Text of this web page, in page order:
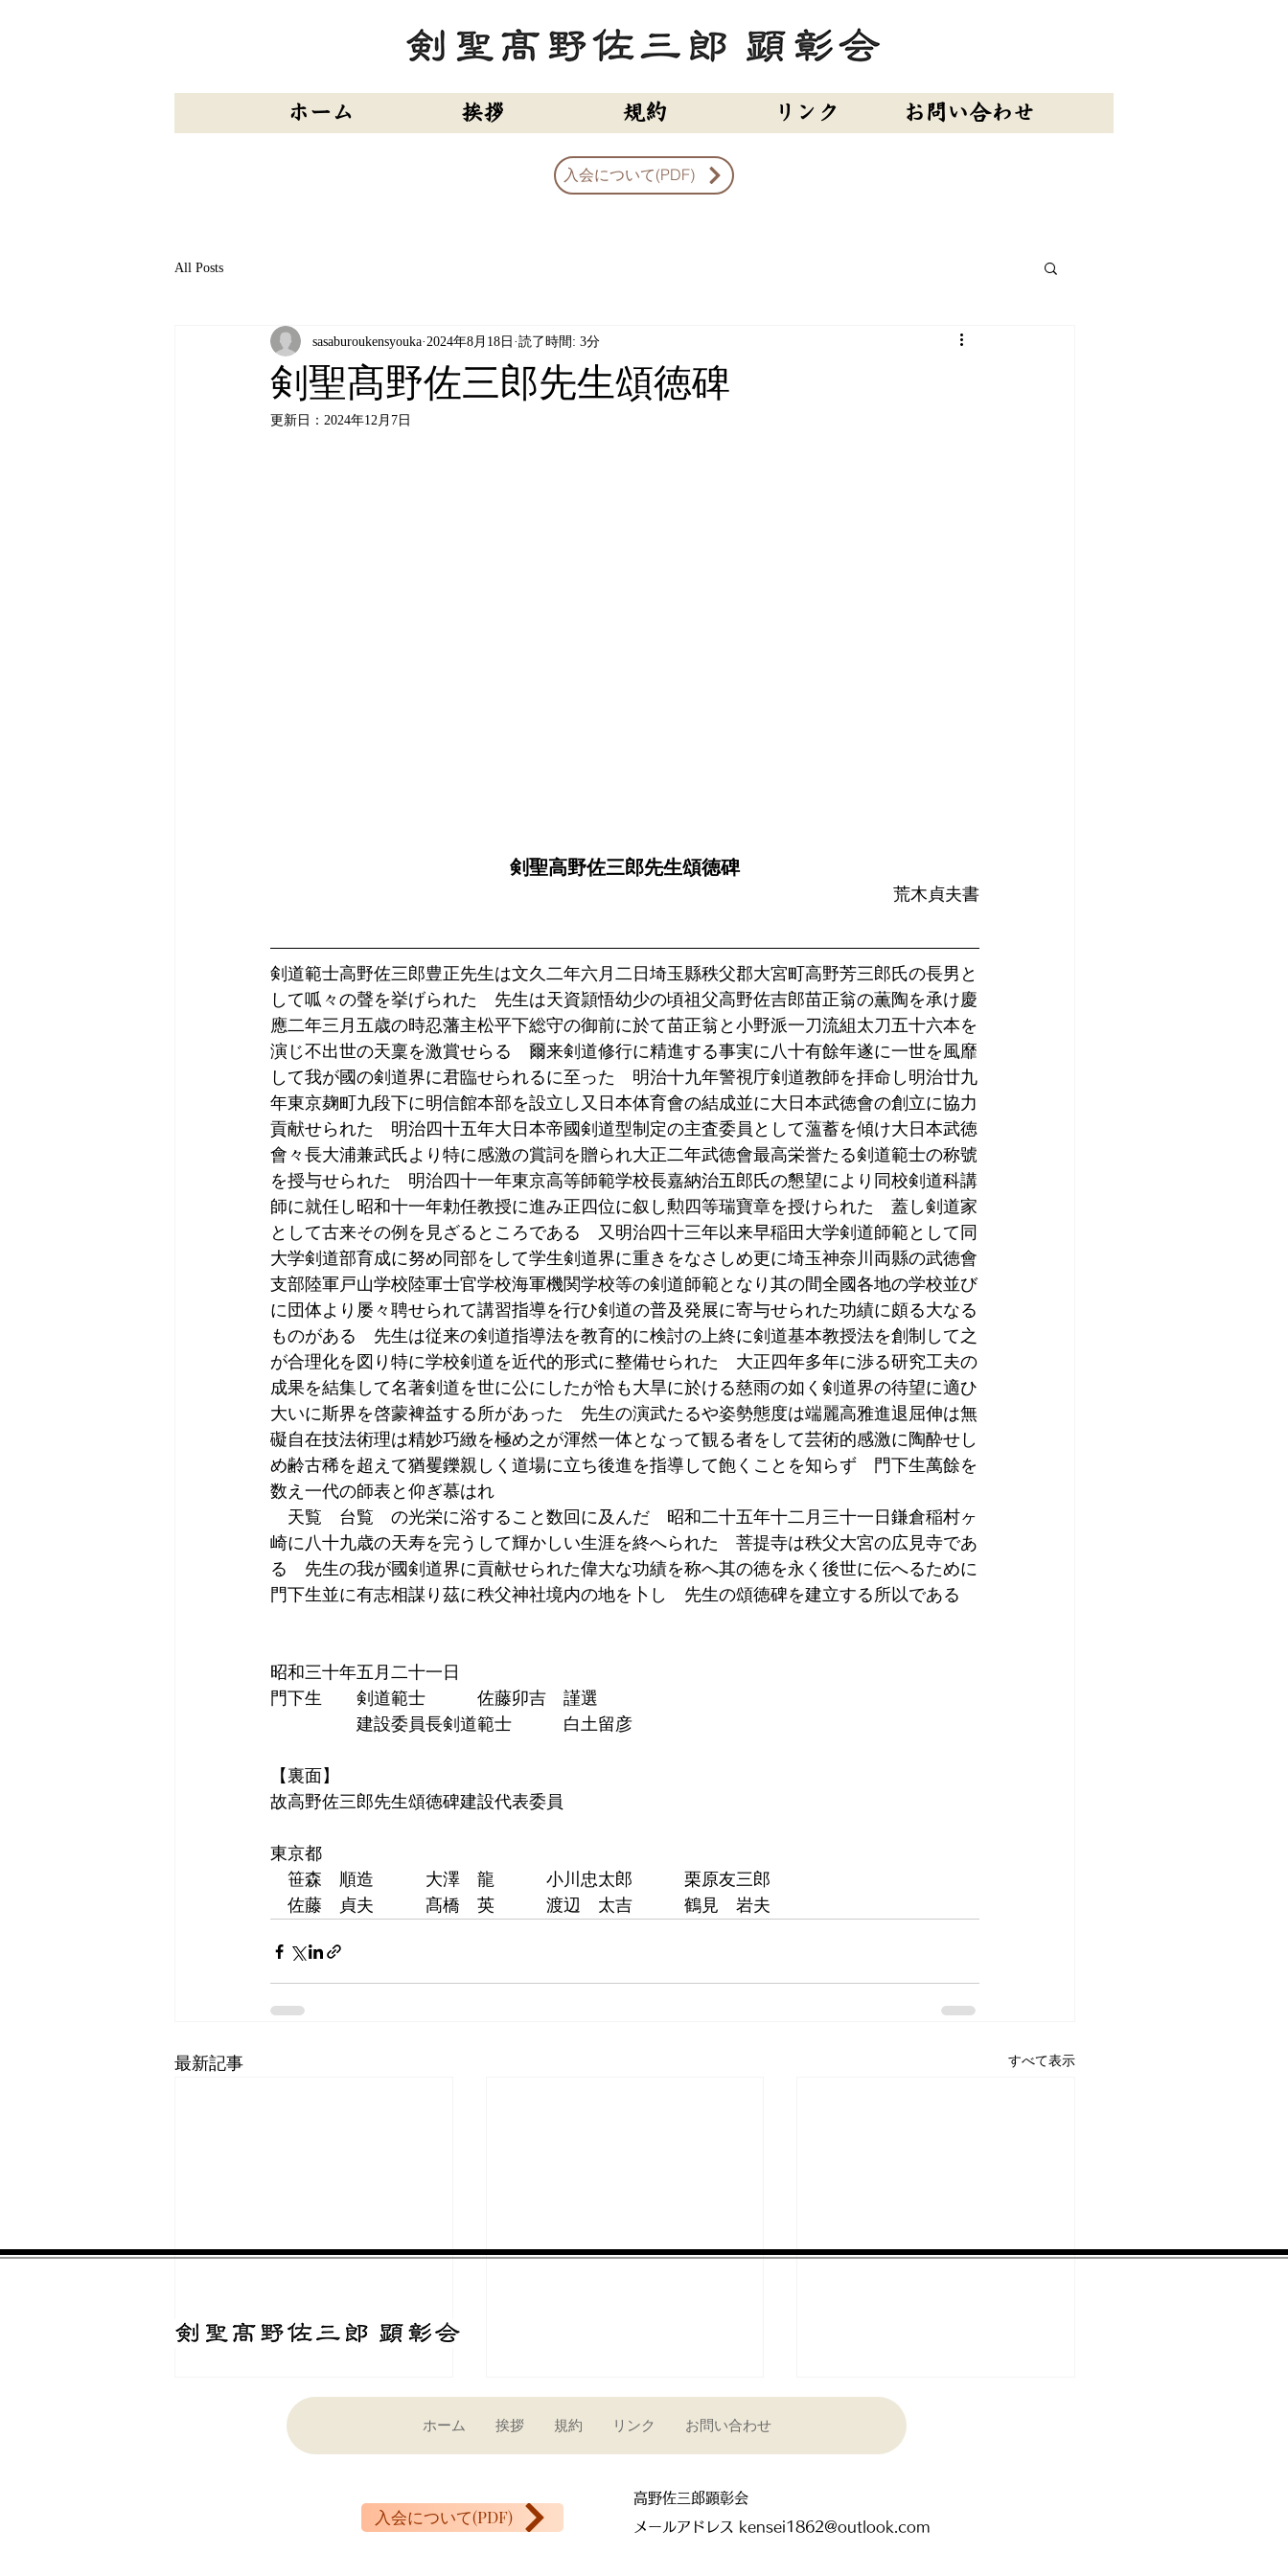
ホーム 挨拶 規約 リンク お問い合わせ
入会について(PDF)
All Posts
剣聖髙野佐三郎先生頌徳碑
sasaburoukensyouka 2024年8月18日 読了時間: 3分
更新日： 2024年12月7日
剣聖高野佐三郎先生頌徳碑
荒木貞夫書
剣道範士高野佐三郎豊正先生は文久二年六月二日埼玉縣秩父郡大宮町高野芳三郎氏の長男と
して呱々の聲を挙げられた　先生は天資頴悟幼少の頃祖父高野佐吉郎苗正翁の薫陶を承け慶
應二年三月五歳の時忍藩主松平下総守の御前に於て苗正翁と小野派一刀流組太刀五十六本を
演じ不出世の天稟を激賞せらる　爾来剣道修行に精進する事実に八十有餘年遂に一世を風靡
して我が國の剣道界に君臨せられるに至った　明治十九年警視庁剣道教師を拝命し明治廿九
年東京麹町九段下に明信館本部を設立し又日本体育會の結成並に大日本武徳會の創立に協力
貢献せられた　明治四十五年大日本帝國剣道型制定の主査委員として薀蓄を傾け大日本武徳
會々長大浦兼武氏より特に感激の賞詞を贈られ大正二年武徳會最高栄誉たる剣道範士の称號
を授与せられた　明治四十一年東京高等師範学校長嘉納治五郎氏の懇望により同校剣道科講
師に就任し昭和十一年勅任教授に進み正四位に叙し勲四等瑞寶章を授けられた　蓋し剣道家
として古来その例を見ざるところである　又明治四十三年以来早稲田大学剣道師範として同
大学剣道部育成に努め同部をして学生剣道界に重きをなさしめ更に埼玉神奈川両縣の武徳會
支部陸軍戸山学校陸軍士官学校海軍機関学校等の剣道師範となり其の間全國各地の学校並び
に団体より屡々聘せられて講習指導を行ひ剣道の普及発展に寄与せられた功績に頗る大なる
ものがある　先生は従来の剣道指導法を教育的に検討の上終に剣道基本教授法を創制して之
が合理化を図り特に学校剣道を近代的形式に整備せられた　大正四年多年に渉る研究工夫の
成果を結集して名著剣道を世に公にしたが恰も大旱に於ける慈雨の如く剣道界の待望に適ひ
大いに斯界を啓蒙裨益する所があった　先生の演武たるや姿勢態度は端麗高雅進退屈伸は無
礙自在技法術理は精妙巧緻を極め之が渾然一体となって観る者をして芸術的感激に陶酔せし
め齢古稀を超えて猶矍鑠親しく道場に立ち後進を指導して飽くことを知らず　門下生萬餘を
数え一代の師表と仰ぎ慕はれ
天覧　台覧　の光栄に浴すること数回に及んだ　昭和二十五年十二月三十一日鎌倉稲村ヶ
崎に八十九歳の天寿を完うして輝かしい生涯を終へられた　菩提寺は秩父大宮の広見寺であ
る　先生の我が國剣道界に貢献せられた偉大な功績を称へ其の徳を永く後世に伝へるために
門下生並に有志相謀り茲に秩父神社境内の地を卜し　先生の頌徳碑を建立する所以である
昭和三十年五月二十一日
門下生　　剣道範士　　　佐藤卯吉　謹選
建設委員長剣道範士　　　白土留彦
【裏面】
故高野佐三郎先生頌徳碑建設代表委員
東京都
笹森　順造　　　大澤　龍　　　小川忠太郎　　　栗原友三郎
佐藤　貞夫　　　髙橋　英　　　渡辺　太吉　　　鶴見　岩夫
最新記事 すべて表示
ホーム 挨拶 規約 リンク お問い合わせ
入会について(PDF)
高野佐三郎顕彰会
​メールアドレス kensei1862@outlook.com